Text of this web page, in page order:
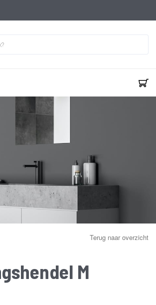
Terug naar overzicht
M